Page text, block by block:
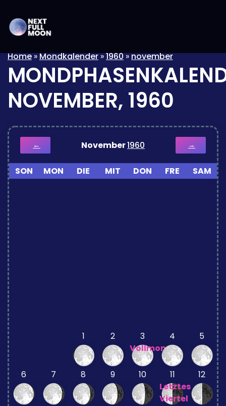
Home»Mondkalender»1960»november
NOVEMBER, 1960
← November1960 →
SON MON DIE MIT DON FRE SAM
1 2
3
Vollmond
4 5
6 7 8 9 10
11
Letztes
Viertel
12